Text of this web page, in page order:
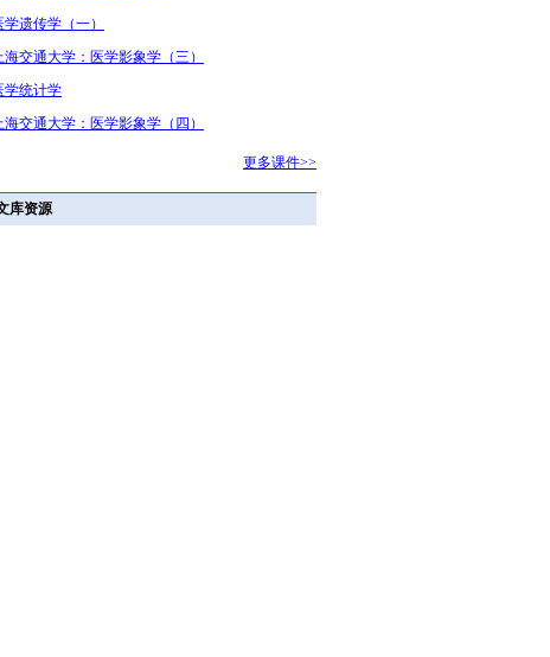
学遗传学（一）
海交通大学：医学影象学（三）
学统计学
海交通大学：医学影象学（四）
更多课件>>
库资源